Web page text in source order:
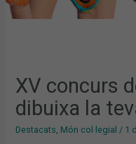
XV concurs
dibuixa la
Destacats, Món col·legial / 1